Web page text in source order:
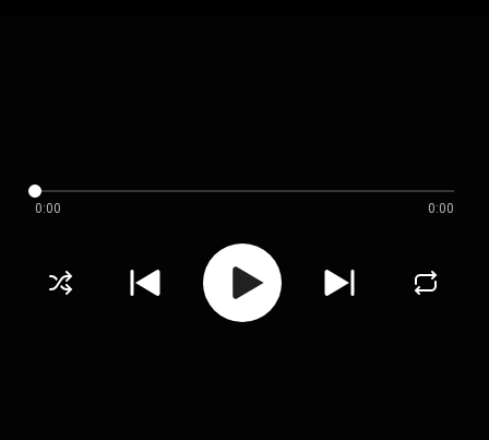
0:00 0:00